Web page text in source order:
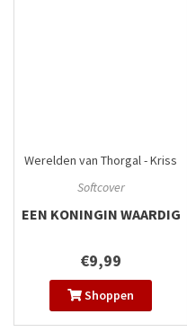
Werelden van Thorgal - Kriss
Softcover
EEN KONINGIN WAARDIG
€9,99
Shoppen